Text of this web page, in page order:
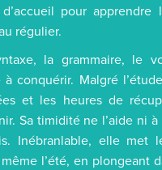
pour apprendre
régulier.
la grammaire, le
à conquérir. Malgré
et les heures de
Sa timidité ne l’aide ni à
Inébranlable, elle met
l’été, en plongeant